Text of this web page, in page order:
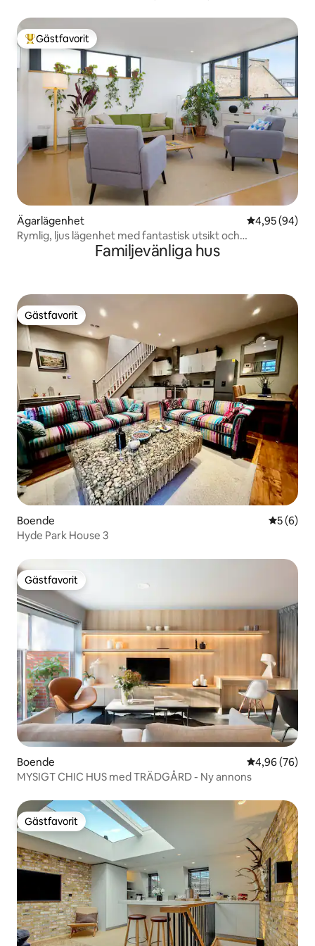
Populär gästfavorit
Gästfavorit
Ägarlägenhet 4,95 av 5 i
4,95 (94)
Rymlig, ljus lägenhet med fantastisk utsikt och
luftkonditioneringFamiljevänliga hus
Gästfavorit
Gästfavorit
Boende 5 av 5 i
5 (6)
Hyde Park House 3
Gästfavorit
Gästfavorit
Boende 4,96 av 5 i
4,96 (76)
MYSIGT CHIC HUS med TRÄDGÅRD - Ny annons
Gästfavorit
Gästfavorit